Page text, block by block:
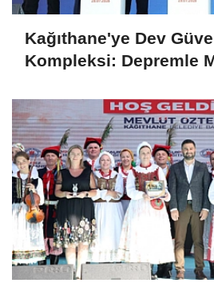
Kağıthane'ye Dev
Kompleksi: Depremle